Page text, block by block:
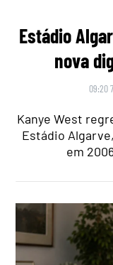
Estádio
nova
09:20
Kanye West
Estádio
em